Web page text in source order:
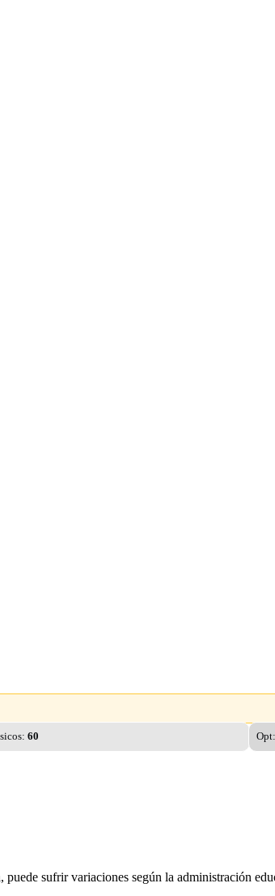
60 Opt:
sufrir variaciones según la administración